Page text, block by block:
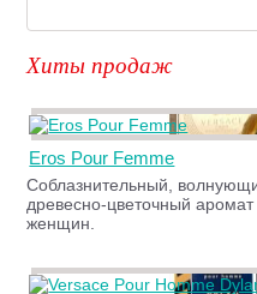
Хиты продаж
Eros Pour Femme
Соблазнительный,
древесно-цветочный
женщин.